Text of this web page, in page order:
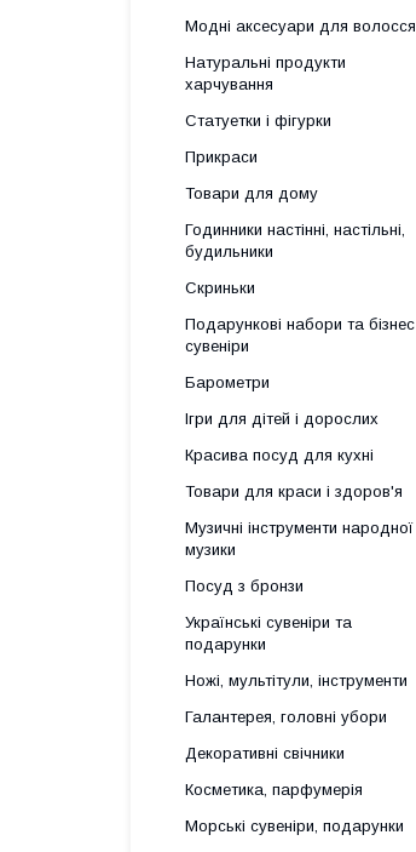
Модні аксесуари для волосся
Натуральні продукти
харчування
Статуетки і фігурки
Прикраси
Товари для дому
Годинники настінні, настільні,
будильники
Скриньки
Подарункові набори та бізнес
сувеніри
Барометри
Ігри для дітей і дорослих
Красива посуд для кухні
Товари для краси і здоров'я
Музичні інструменти народної
музики
Посуд з бронзи
Українські сувеніри та
подарунки
Ножі, мультітули, інструменти
Галантерея, головні убори
Декоративні свічники
Косметика, парфумерія
Морські сувеніри, подарунки